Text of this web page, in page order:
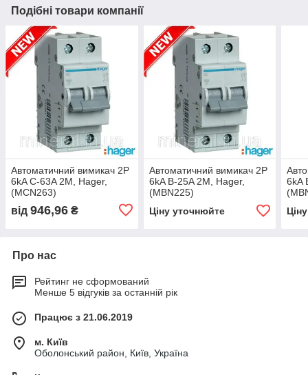
Подібні товари компанії
Автоматичний вимикач 2P
6kA C-63A 2M, Hager,
(MCN263)
від 946,96 ₴
Автоматичний вимикач 2P
6kA B-25A 2M, Hager,
(MBN225)
Ціну уточнюйте
6kA
Про нас
Рейтинг не сформований
Менше 5 відгуків за останній рік
Працює з 21.06.2019
м. Київ
Оболонський район, Київ, Україна